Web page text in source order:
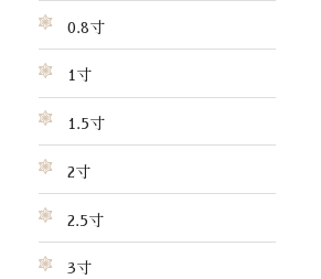
0.8寸
1寸
1.5寸
2寸
2.5寸
3寸